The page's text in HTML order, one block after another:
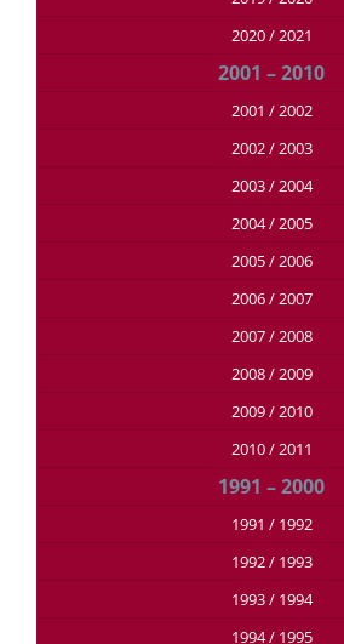
2020 / 2021
2001 – 2010
2001 / 2002
2002 / 2003
2003 / 2004
2004 / 2005
2005 / 2006
2006 / 2007
2007 / 2008
2008 / 2009
2009 / 2010
2010 / 2011
1991 – 2000
1991 / 1992
1992 / 1993
1993 / 1994
1994 / 1995